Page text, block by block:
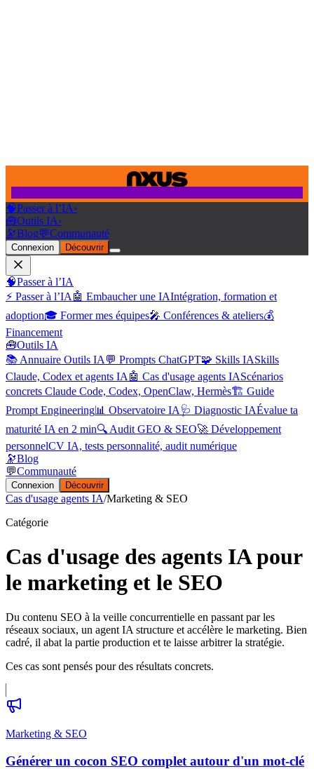
🧠Passer à l’IA›
🧰Outils IA›
🔭Blog💬Communauté
Connexion Découvrir
🧠Passer à l’IA
⚡ Passer à l’IA 🤖 Embaucher une IAIntégration, formation et
adoption🎓 Former mes équipes🎤 Conférences & ateliers💰
Financement
🧰Outils IA
📚 Annuaire Outils IA 💬 Prompts ChatGPT🧩 Skills IASkills
Claude, Codex et agents IA 🤖 Cas d'usage agents IAScénarios
concrets Claude Code, Codex, OpenClaw, Hermès🏗️ Guide
Prompt Engineering📊 Observatoire IA 🩺 Diagnostic IAÉvalue ta
maturité IA en 2 min🔍 Audit GEO & SEO🚀 Développement
personnelCV IA, tests personnalité, audit numérique
🔭Blog
💬Communauté
Connexion Découvrir
Cas d'usage agents IA/Marketing & SEO
Catégorie
Cas d'usage des agents IA pour
le marketing et le SEO
Du contenu SEO à la veille concurrentielle en passant par les
réseaux sociaux, un agent IA structure et accélère le marketing. Bien
cadré, il abat la partie production et te laisse arbitrer la stratégie.
Ces cas sont pensés pour des résultats concrets.
Marketing & SEO
Générer un cocon SEO complet autour d'un mot-clé